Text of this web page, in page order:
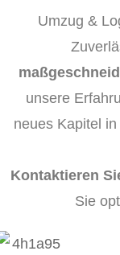
Umzug &
unsere
neues Kapitel
Kontaktieren
Sie